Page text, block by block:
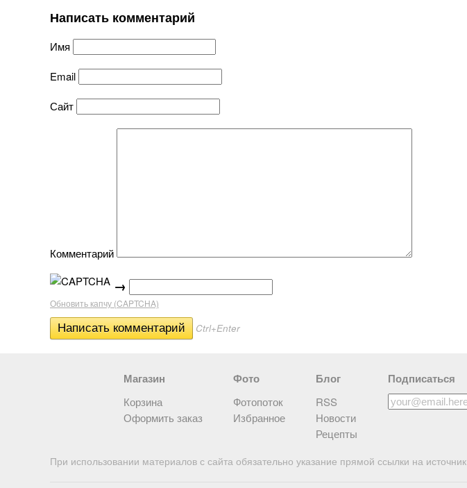
Написать комментарий
Имя
Email
Сайт
Комментарий
→
Обновить капчу (CAPTCHA)
Ctrl+Enter
Магазин
Корзина
Оформить заказ
Фото
Фотопоток
Избранное
Блог
RSS
Новости
Рецепты
Подписаться
При использовании материалов с сайта обязательно указание прямой ссылки на источник.